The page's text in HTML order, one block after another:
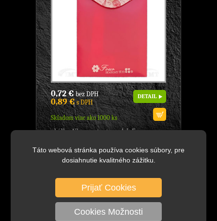
Táto webová stránka používa cookies súbory, pre
dosiahnutie kvalitného zážitku.
Prijať Cookies
Cookies Možnosti
0,72 €bez DPH
0,89 €s DPH
Skladom viac ako 1000 ks
DETAIL
obálka A7, na patent, model: Four
dokumentov, zapínanie na patent, - so
vzormi ročných...
A1857 Obálka A7 PP na patent
dymová, Značka: Comix, s vysokým
leskom, formát A7, KANCELÁRSKE
POTREBY